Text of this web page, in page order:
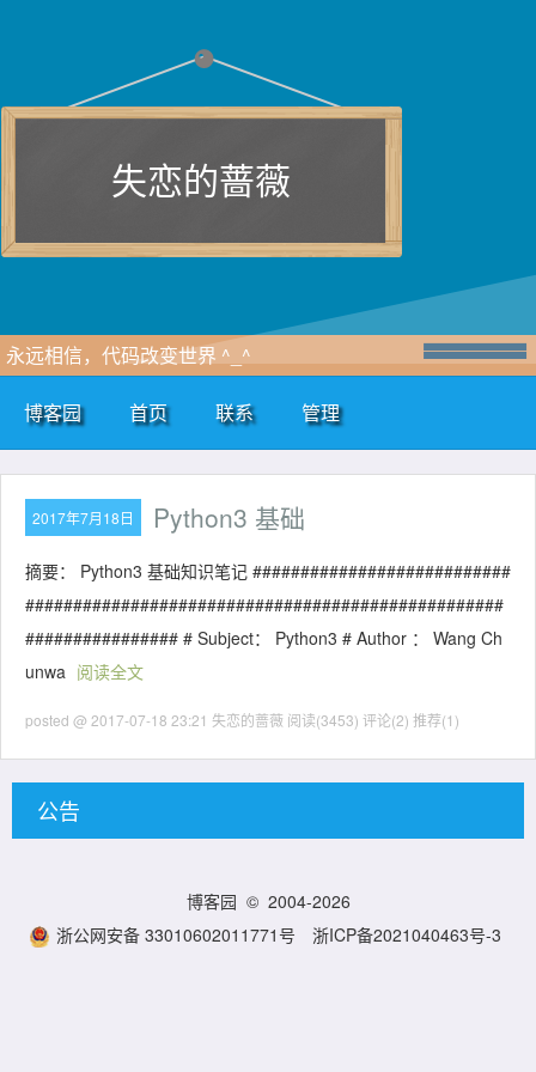
失恋的蔷薇
永远相信，代码改变世界 ^_^
博客园 首页 联系 管理
2017年7月18日 Python3 基础
摘要： Python3 基础知识笔记 ###########################
##################################################
################ # Subject： Python3 # Author ： Wang Ch
unwa 阅读全文
posted @ 2017-07-18 23:21 失恋的蔷薇 阅读(3453) 评论(2) 推荐(1)
公告
博客园 © 2004-2026
浙公网安备 33010602011771号
浙ICP备2021040463号-3